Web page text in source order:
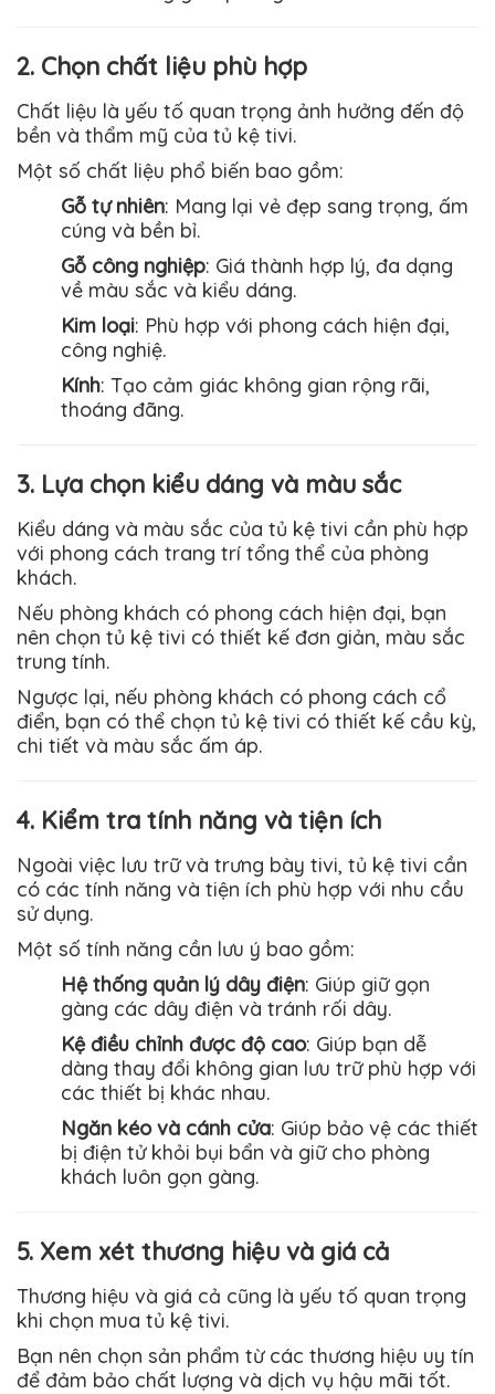
2. Chọn chất liệu phù hợp
Chất liệu là yếu tố quan trọng ảnh hưởng đến độ
bền và thẩm mỹ của tủ kệ tivi.
Một số chất liệu phổ biến bao gồm:
Gỗ tự nhiên: Mang lại vẻ đẹp sang trọng, ấm
cúng và bền bỉ.
Gỗ công nghiệp: Giá thành hợp lý, đa dạng
về màu sắc và kiểu dáng.
Kim loại: Phù hợp với phong cách hiện đại,
công nghiệ.
Kính: Tạo cảm giác không gian rộng rãi,
thoáng đãng.
3. Lựa chọn kiểu dáng và màu sắc
Kiểu dáng và màu sắc của tủ kệ tivi cần phù hợp
với phong cách trang trí tổng thể của phòng
khách.
Nếu phòng khách có phong cách hiện đại, bạn
nên chọn tủ kệ tivi có thiết kế đơn giản, màu sắc
trung tính.
Ngược lại, nếu phòng khách có phong cách cổ
điển, bạn có thể chọn tủ kệ tivi có thiết kế cầu kỳ,
chi tiết và màu sắc ấm áp.
4. Kiểm tra tính năng và tiện ích
Ngoài việc lưu trữ và trưng bày tivi, tủ kệ tivi cần
có các tính năng và tiện ích phù hợp với nhu cầu
sử dụng.
Một số tính năng cần lưu ý bao gồm:
Hệ thống quản lý dây điện: Giúp giữ gọn
gàng các dây điện và tránh rối dây.
Kệ điều chỉnh được độ cao: Giúp bạn dễ
dàng thay đổi không gian lưu trữ phù hợp với
các thiết bị khác nhau.
Ngăn kéo và cánh cửa: Giúp bảo vệ các thiết
bị điện tử khỏi bụi bẩn và giữ cho phòng
khách luôn gọn gàng.
5. Xem xét thương hiệu và giá cả
Thương hiệu và giá cả cũng là yếu tố quan trọng
khi chọn mua tủ kệ tivi.
Bạn nên chọn sản phẩm từ các thương hiệu uy tín
để đảm bảo chất lượng và dịch vụ hậu mãi tốt.